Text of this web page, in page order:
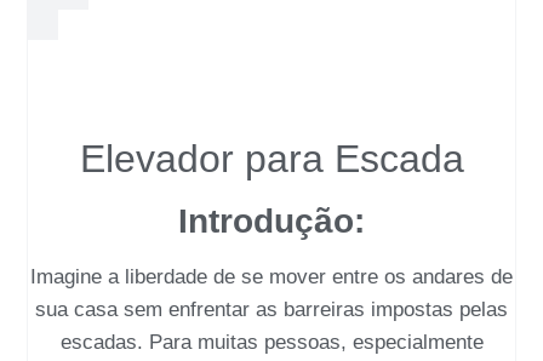
Elevador para Escada
Introdução:
Imagine a liberdade de se mover entre os andares de
sua casa sem enfrentar as barreiras impostas pelas
escadas. Para muitas pessoas, especialmente